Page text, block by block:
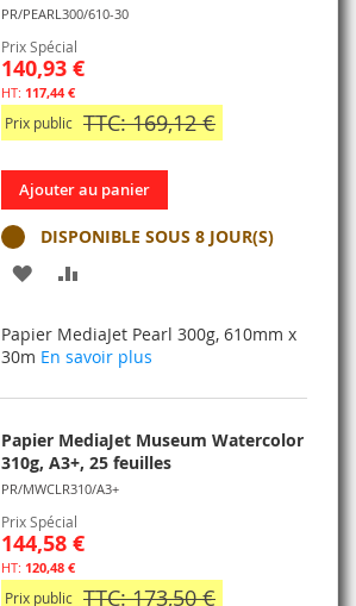
PR/PEARL300/610-30
Prix Spécial
140,93 €
117,44 €
Prix public TTC: 169,12 €
Ajouter au panier
DISPONIBLE SOUS 8 JOUR(S)
AJOUTER
MA
LISTE
D’ENVIE
COMPARATEUR
Papier MediaJet Pearl 300g, 610mm x
30m En savoir plus
Papier MediaJet Museum Watercolor
310g, A3+, 25 feuilles
PR/MWCLR310/A3+
Prix Spécial
144,58 €
120,48 €
Prix public TTC: 173,50 €